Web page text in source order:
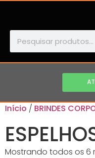
Início / BRINDES
Mostrando todos os 6